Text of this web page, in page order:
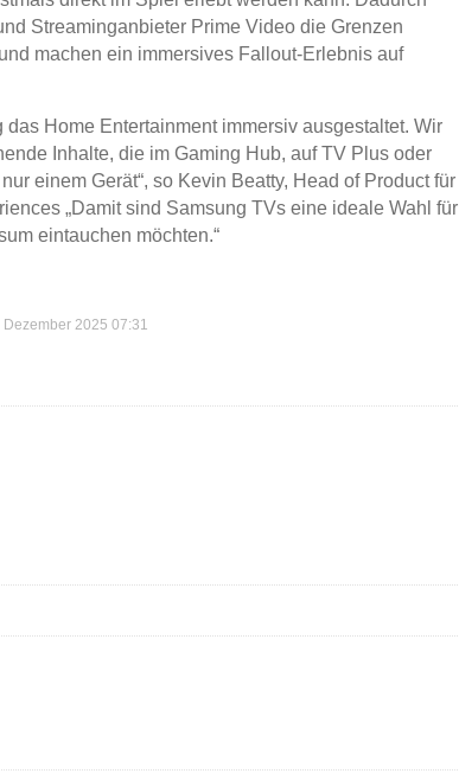
Streaminganbieter Prime Video die Grenzen
machen ein immersives Fallout-Erlebnis auf
Home Entertainment immersiv ausgestaltet. Wir
Inhalte, die im Gaming Hub, auf TV Plus oder
einem Gerät“, so Kevin Beatty, Head of Product für
„Damit sind Samsung TVs eine ideale Wahl für
eintauchen möchten.“
2025 07:31